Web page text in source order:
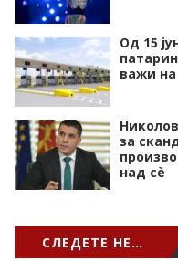
Од 15
важи на
за
над сѐ
СЛЕДЕТЕ НЕ…